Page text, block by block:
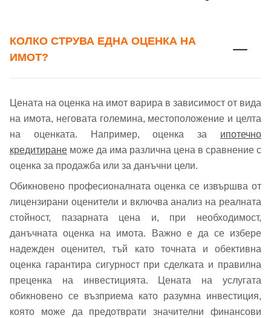
Добре дошъл!
Вход Регистрация
Имейл Адрес
Забравена парола?
КОЛКО СТРУВА ЕДНА ОЦЕНКА НА
ИМОТ?
Цената на оценка на имот варира в зависимост от вида
на имота, неговата големина, местоположение и целта
на оценката. Например, оценка за ипотечно
кредитиране може да има различна цена в сравнение с
оценка за продажба или за данъчни цели.
Обикновено професионалната оценка се извършва от
лицензирани оценители и включва анализ на реалната
стойност, пазарната цена и, при необходимост,
данъчната оценка на имота. Важно е да се избере
надежден оценител, тъй като точната и обективна
оценка гарантира сигурност при сделката и правилна
преценка на инвестицията. Цената на услугата
обикновено се възприема като разумна инвестиция,
която може да предотврати значителни финансови
Телефон*
Вашето запитване стигна до нас. Ще
се обадим възможно най-бързо.